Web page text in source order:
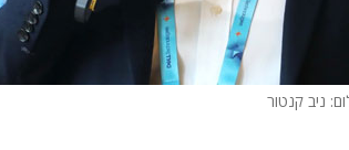
ניב קנטור